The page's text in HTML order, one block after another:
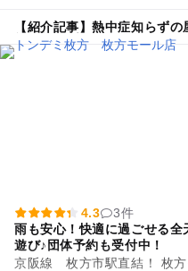
【紹介記事】熱中症知らず
親子割引プランが夏限定で登場
4.3
3件
雨も安心！快適に過ごせる
遊び♪団体予約も受付中！
京阪線 枚方市駅直結！ 枚方